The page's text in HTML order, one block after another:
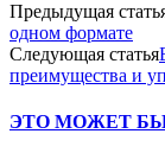
Предыдущая
одном формате
Следующая статья
преимущества и
ЭТО МОЖЕТ